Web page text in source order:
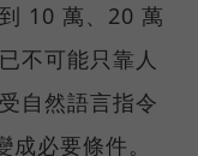
10 萬、20 萬
不可能只靠人
自然語言指令
必要條件。